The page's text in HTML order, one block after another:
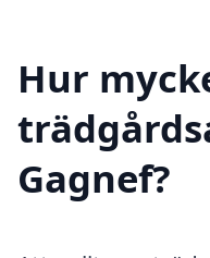
Hur
Gagnef?